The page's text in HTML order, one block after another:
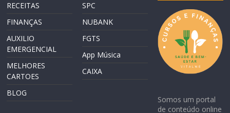
RECEITAS
FINANÇAS
AUXILIO
EMERGENCIAL
MELHORES
CARTOES
BLOG
SPC
NUBANK
FGTS
App Música
CAIXA
Somos um portal
de conteúdo online